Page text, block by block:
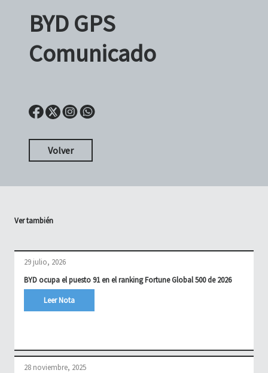
BYD GPS
Comunicado
Volver
Ver también
29 julio, 2026
BYD ocupa el puesto 91 en el ranking Fortune Global 500 de 2026
Leer Nota
28 noviembre, 2025